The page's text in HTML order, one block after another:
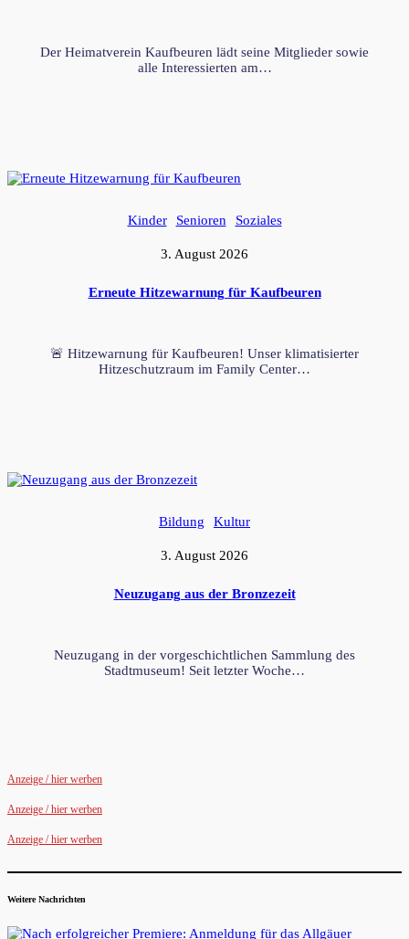
Der Heimatverein Kaufbeuren lädt seine Mitglieder sowie
alle Interessierten am…
Kinder Senioren Soziales
3. August 2026
Erneute Hitzewarnung für Kaufbeuren
🚨 Hitzewarnung für Kaufbeuren! Unser klimatisierter
Hitzeschutzraum im Family Center…
Bildung Kultur
3. August 2026
Neuzugang aus der Bronzezeit
Neuzugang in der vorgeschichtlichen Sammlung des
Stadtmuseum! Seit letzter Woche…
Anzeige / hier werben
Anzeige / hier werben
Anzeige / hier werben
Weitere Nachrichten